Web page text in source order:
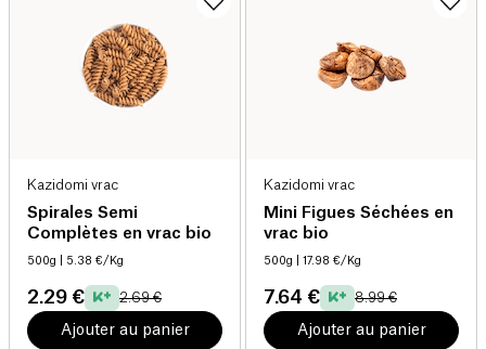
Kazidomi vrac
Spirales Semi
Complètes en vrac bio
500g | 5.38 €/Kg
2.29 € 2.69 €
Ajouter au panier
Kazidomi vrac
Mini Figues Séchées en
vrac bio
500g | 17.98 €/Kg
7.64 € 8.99 €
Ajouter au panier